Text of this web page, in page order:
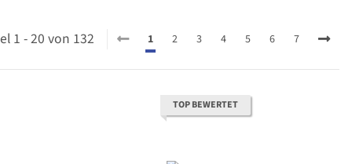
1 - 20 von 132 1 2 3 4 5 6 7
TOP BEWERTET